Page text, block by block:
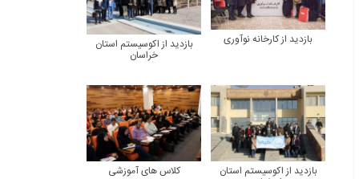
بازدید از کارخانه نوآوری بازدید از اکوسیستم استان
خراسان
بازدید از اکوسیستم استان کلاس های آموزشی